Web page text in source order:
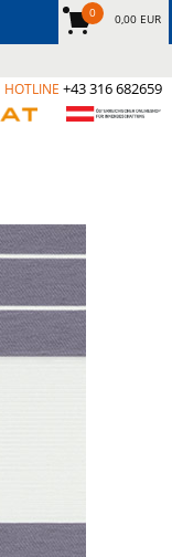
0 0,00 EUR
HOTLINE +43 316 682659